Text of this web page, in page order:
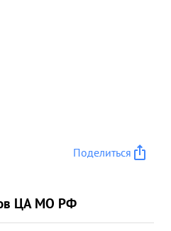
Поделиться
ЦА МО РФ